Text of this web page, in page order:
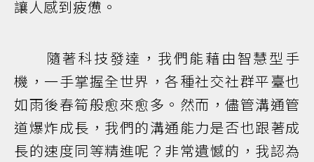
讓人感到疲憊。
隨著科技發達，我們能藉由智慧型手
機，一手掌握全世界，各種社交社群平臺也
如雨後春筍般愈來愈多。然而，儘管溝通管
道爆炸成長，我們的溝通能力是否也跟著成
長的速度同等精進呢？非常遺憾的，我認為